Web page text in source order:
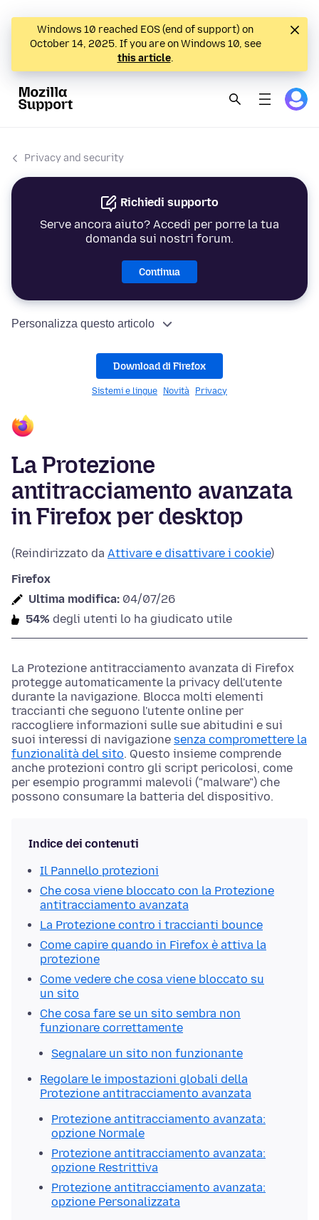
Windows 10 reached EOS (end of support) on
October 14, 2025. If you are on Windows 10, see
this article.
Privacy and security
Richiedi supporto
Serve ancora aiuto? Accedi per porre la tua
domanda sui nostri forum.
Continua
Personalizza questo articolo
Download di Firefox
Sistemi e lingue Novità Privacy
La Protezione
antitracciamento avanzata
in Firefox per desktop
(Reindirizzato da Attivare e disattivare i cookie)
Firefox
Ultima modifica: 04/07/26
54% degli utenti lo ha giudicato utile
La Protezione antitracciamento avanzata di Firefox
protegge automaticamente la privacy dell'utente
durante la navigazione. Blocca molti elementi
traccianti che seguono l'utente online per
raccogliere informazioni sulle sue abitudini e sui
suoi interessi di navigazione senza compromettere la
funzionalità del sito. Questo insieme comprende
anche protezioni contro gli script pericolosi, come
per esempio programmi malevoli ("malware") che
possono consumare la batteria del dispositivo.
Indice dei contenuti
Il Pannello protezioni
Che cosa viene bloccato con la Protezione
antitracciamento avanzata
La Protezione contro i traccianti bounce
Come capire quando in Firefox è attiva la
protezione
Come vedere che cosa viene bloccato su
un sito
Che cosa fare se un sito sembra non
funzionare correttamente
Segnalare un sito non funzionante
Regolare le impostazioni globali della
Protezione antitracciamento avanzata
Protezione antitracciamento avanzata:
opzione Normale
Protezione antitracciamento avanzata:
opzione Restrittiva
Protezione antitracciamento avanzata:
opzione Personalizzata